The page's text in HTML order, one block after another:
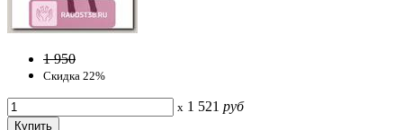
1 950
Скидка 22%
x 1 521 руб